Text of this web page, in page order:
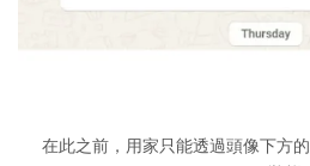
在此之前，用家只能透過頭像下方